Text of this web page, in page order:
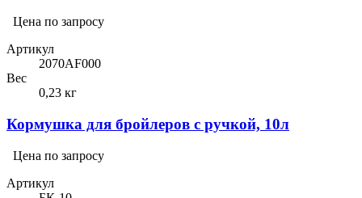
Цена по запросу
Артикул
2070AF000
Вес
0,23 кг
Кормушка для бройлеров с ручкой, 10л
Цена по запросу
Артикул